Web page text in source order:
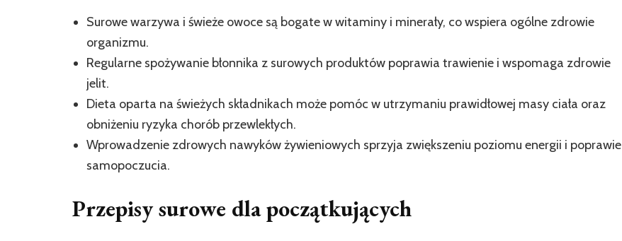
Surowe warzywa i świeże owoce są bogate w witaminy i minerały, co wspiera ogólne zdrowie
organizmu.
Regularne spożywanie błonnika z surowych produktów poprawia trawienie i wspomaga zdrowie
jelit.
Dieta oparta na świeżych składnikach może pomóc w utrzymaniu prawidłowej masy ciała oraz
obniżeniu ryzyka chorób przewlekłych.
Wprowadzenie zdrowych nawyków żywieniowych sprzyja zwiększeniu poziomu energii i poprawie
samopoczucia.
Przepisy surowe dla początkujących